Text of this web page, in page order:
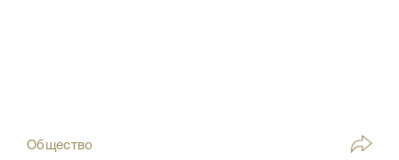
Общество